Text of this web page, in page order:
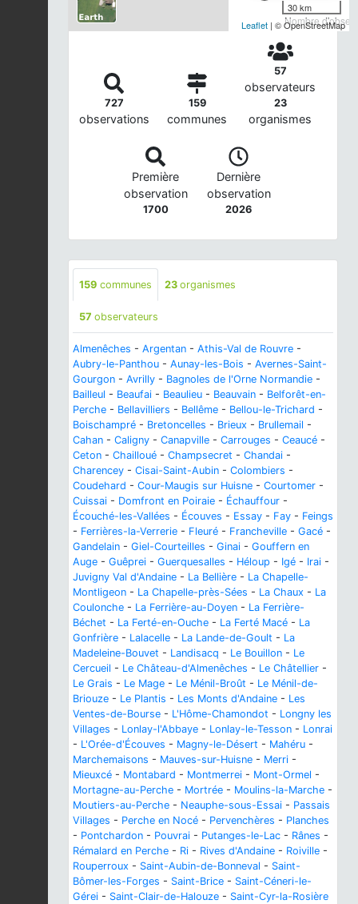
Nombre
30 km
Leaflet | © OpenStreetMap
727
observations
159
communes
57
observateurs
23
organismes
Première
observation
1700
Dernière
observation
2026
159 communes 23 organismes
57 observateurs
Almenêches - Argentan - Athis-Val de Rouvre -
Aubry-le-Panthou - Aunay-les-Bois - Avernes-Saint-
Gourgon - Avrilly - Bagnoles de l'Orne Normandie -
Bailleul - Beaufai - Beaulieu - Beauvain - Belforêt-en-
Perche - Bellavilliers - Bellême - Bellou-le-Trichard -
Boischampré - Bretoncelles - Brieux - Brullemail -
Cahan - Caligny - Canapville - Carrouges - Ceaucé -
Ceton - Chailloué - Champsecret - Chandai -
Charencey - Cisai-Saint-Aubin - Colombiers -
Coudehard - Cour-Maugis sur Huisne - Courtomer -
Cuissai - Domfront en Poiraie - Échauffour -
Écouché-les-Vallées - Écouves - Essay - Fay - Feings
- Ferrières-la-Verrerie - Fleuré - Francheville - Gacé -
Gandelain - Giel-Courteilles - Ginai - Gouffern en
Auge - Guêprei - Guerquesalles - Héloup - Igé - Irai -
Juvigny Val d'Andaine - La Bellière - La Chapelle-
Montligeon - La Chapelle-près-Sées - La Chaux - La
Coulonche - La Ferrière-au-Doyen - La Ferrière-
Béchet - La Ferté-en-Ouche - La Ferté Macé - La
Gonfrière - Lalacelle - La Lande-de-Goult - La
Madeleine-Bouvet - Landisacq - Le Bouillon - Le
Cercueil - Le Château-d'Almenêches - Le Châtellier -
Le Grais - Le Mage - Le Ménil-Broût - Le Ménil-de-
Briouze - Le Plantis - Les Monts d'Andaine - Les
Ventes-de-Bourse - L'Hôme-Chamondot - Longny les
Villages - Lonlay-l'Abbaye - Lonlay-le-Tesson - Lonrai
- L'Orée-d'Écouves - Magny-le-Désert - Mahéru -
Marchemaisons - Mauves-sur-Huisne - Merri -
Mieuxcé - Montabard - Montmerrei - Mont-Ormel -
Mortagne-au-Perche - Mortrée - Moulins-la-Marche -
Moutiers-au-Perche - Neauphe-sous-Essai - Passais
Villages - Perche en Nocé - Pervenchères - Planches
- Pontchardon - Pouvrai - Putanges-le-Lac - Rânes -
Rémalard en Perche - Ri - Rives d'Andaine - Roiville -
Rouperroux - Saint-Aubin-de-Bonneval - Saint-
Bômer-les-Forges - Saint-Brice - Saint-Céneri-le-
Gérei - Saint-Clair-de-Halouze - Saint-Cyr-la-Rosière